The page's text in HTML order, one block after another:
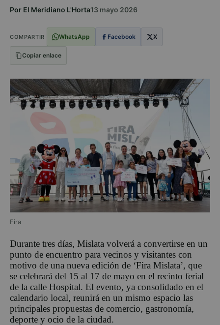
Por El Meridiano L'Horta13 mayo 2026
COMPARTIR WhatsApp Facebook X
Copiar enlace
Fira
Durante tres días, Mislata volverá a convertirse en un
punto de encuentro para vecinos y visitantes con
motivo de una nueva edición de ‘Fira Mislata’, que
se celebrará del 15 al 17 de mayo en el recinto ferial
de la calle Hospital. El evento, ya consolidado en el
calendario local, reunirá en un mismo espacio las
principales propuestas de comercio, gastronomía,
deporte y ocio de la ciudad.